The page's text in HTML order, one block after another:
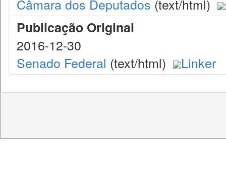
Câmara dos Deputados (text/html)
Publicação Original
2016-12-30
Senado Federal (text/html) Linker